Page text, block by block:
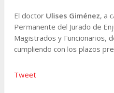
El doctor Ulises Giménez, a
Permanente del Jurado de
Magistrados y Funcionarios,
cumpliendo con los plazos
Tweet